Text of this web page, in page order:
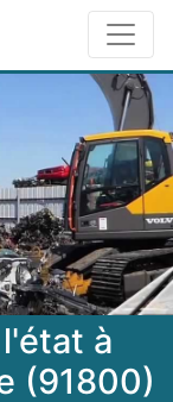
à
(91800)